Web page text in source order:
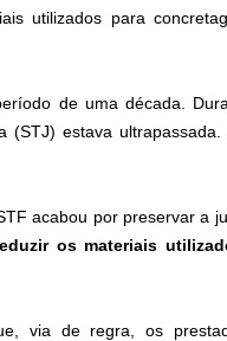
utilizados para
de uma década.
(STJ) estava
acabou por preservar a
os materiais
via de regra, os